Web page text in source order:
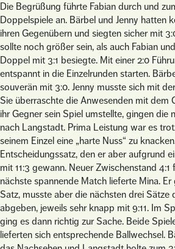
Die Begrüßung führte Fabian durch und
Doppelspiele an. Bärbel und Jenny hatten
ihren Gegenübern und siegten sicher mit
sollte noch größer sein, als auch Fabian
Doppel mit 3:1 besiegte. Mit einer 2:0
entspannt in die Einzelrunden starten.
souverän mit 3:0. Jenny musste sich mit
Sie überraschte die Anwesenden mit dem
ihr Gegner sein Spiel umstellte, gingen die
nach Langstadt. Prima Leistung war es
seinem Einzel eine „harte Nuss“ zu
Entscheidungssatz, den er aber aufgrund
mit 11:3 gewann. Neuer Zwischenstand
nächste spannende Match lieferte Mina.
Satz, musste aber die nächsten drei Sätze
abgeben, jeweils sehr knapp mit 9:11. Im
ging es dann richtig zur Sache. Beide
lieferten sich entsprechende Ballwechsel.